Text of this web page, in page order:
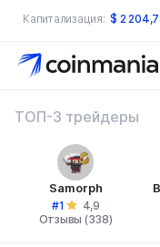
Капитализация: $ 2
ТОП-3 трейдеры
Samorph
#1
4,9
Отзывы (338)